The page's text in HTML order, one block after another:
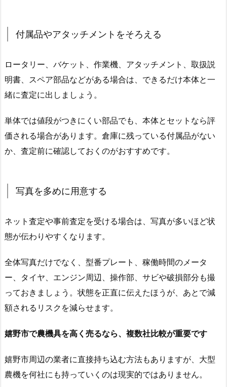
付属品やアタッチメントをそろえる
ロータリー、バケット、作業機、アタッチメント、取扱説
明書、スペア部品などがある場合は、できるだけ本体と一
緒に査定に出しましょう。
単体では値段がつきにくい部品でも、本体とセットなら評
価される場合があります。倉庫に残っている付属品がない
か、査定前に確認しておくのがおすすめです。
写真を多めに用意する
ネット査定や事前査定を受ける場合は、写真が多いほど状
態が伝わりやすくなります。
全体写真だけでなく、型番プレート、稼働時間のメータ
ー、タイヤ、エンジン周辺、操作部、サビや破損部分も撮
っておきましょう。状態を正直に伝えたほうが、あとで減
額されるリスクを減らせます。
嬉野市で農機具を高く売るなら、複数社比較が重要です
嬉野市周辺の業者に直接持ち込む方法もありますが、大型
農機を何社にも持っていくのは現実的ではありません。